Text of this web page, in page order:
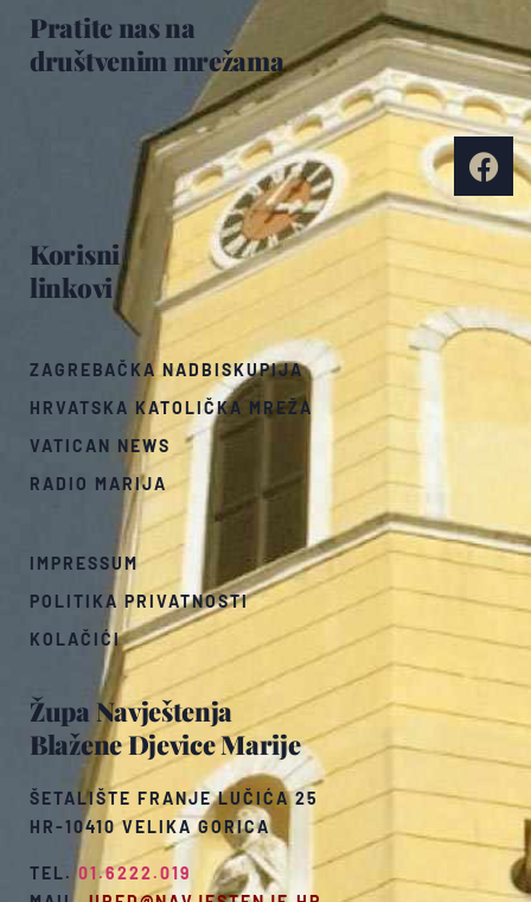
Župa Navještenja
Blažene Djevice Marije
ŠETALIŠTE FRANJE LUČIĆA 25
HR-10410 VELIKA GORICA
TEL.01.6222.019
Korisni
linkovi
ZAGREBAČKA NADBISKUPIJA
HRVATSKA KATOLIČKA MREŽA
VATICAN NEWS
RADIO MARIJA
IMPRESSUM
POLITIKA PRIVATNOSTI
KOLAČIĆI
Pratite nas na
društvenim mrežama